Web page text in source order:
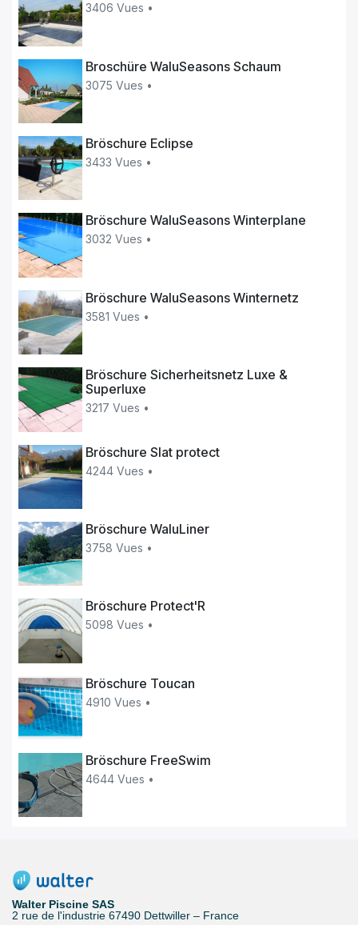
3406 Vues •
Broschüre WaluSeasons Schaum
3075 Vues •
Bröschure Eclipse
3433 Vues •
Bröschure WaluSeasons Winterplane
3032 Vues •
Bröschure WaluSeasons Winternetz
3581 Vues •
Bröschure Sicherheitsnetz Luxe &
Superluxe
3217 Vues •
Bröschure Slat protect
4244 Vues •
Bröschure WaluLiner
3758 Vues •
Bröschure Protect'R
5098 Vues •
Bröschure Toucan
4910 Vues •
Bröschure FreeSwim
4644 Vues •
Walter Piscine SAS
2 rue de l'industrie 67490 Dettwiller – France